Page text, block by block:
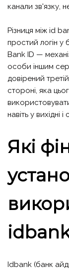
канали зв'язку,
Різниця між id
простий логін у
Bank ID —
особи іншим
довірений
стороні, яка
навіть у вихідні і
Які
Idbank (банк